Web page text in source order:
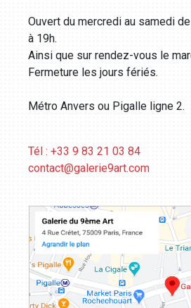
Ouvert du mercredi au samedi
à 19h.
Ainsi que sur rendez-vous le
Fermeture les jours fériés.
Métro Anvers ou Pigalle ligne 2.
Tél : +33 9 83 21 03 84
contact@galerie9art.com